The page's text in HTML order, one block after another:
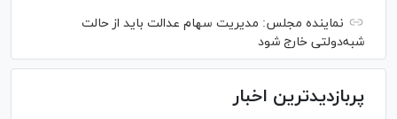
نماینده مجلس: مدیریت سهام عدالت باید از حالت
شبه‌دولتی خارج شود
پربازدیدترین اخبار